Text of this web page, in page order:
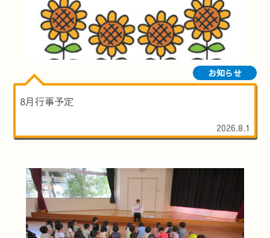
お知らせ
8月行事予定
2026.8.1